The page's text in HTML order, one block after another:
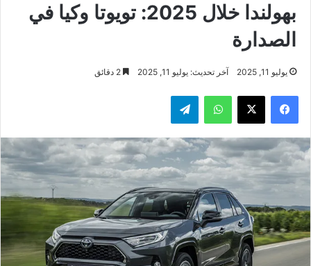
بهولندا خلال 2025: تويوتا وكيا في
الصدارة
يوليو 11, 2025 آخر تحديث: يوليو 11, 2025
فيسبوك ‫X واتساب تيلقرام